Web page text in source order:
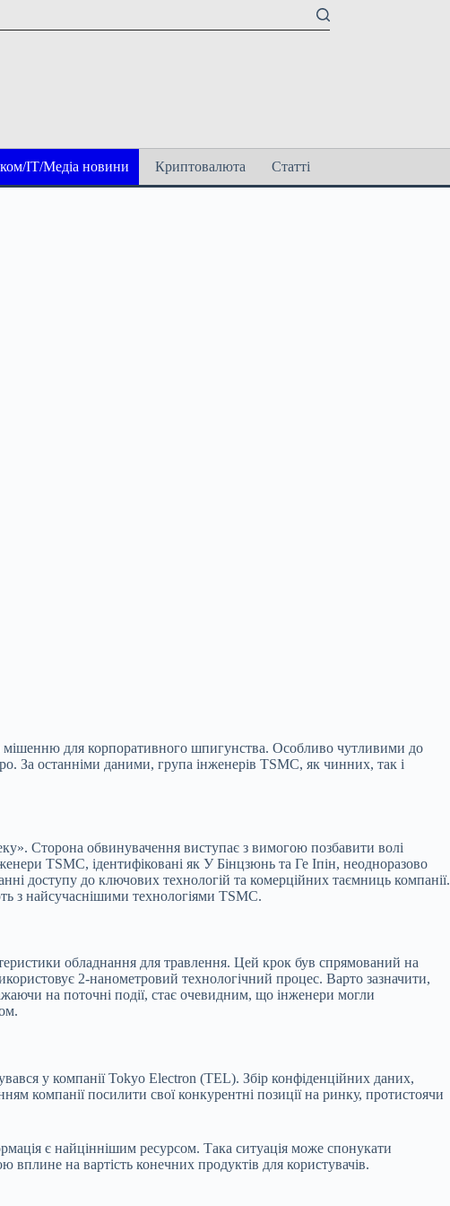
ІТ/Медіа новини Криптовалюта Статті
мішенню для корпоративного шпигунства. Особливо чутливими до
За останніми даними, група інженерів TSMC, як чинних, так і
Сторона обвинувачення виступає з вимогою позбавити волі
TSMC, ідентифіковані як У Бінцзюнь та Ге Іпін, неодноразово
доступу до ключових технологій та комерційних таємниць компанії.
з найсучаснішими технологіями TSMC.
обладнання для травлення. Цей крок був спрямований на
2-нанометровий технологічний процес. Варто зазначити,
на поточні події, стає очевидним, що інженери могли
у компанії Tokyo Electron (TEL). Збір конфіденційних даних,
компанії посилити свої конкурентні позиції на ринку, протистоячи
є найціннішим ресурсом. Така ситуація може спонукати
на вартість конечних продуктів для користувачів.